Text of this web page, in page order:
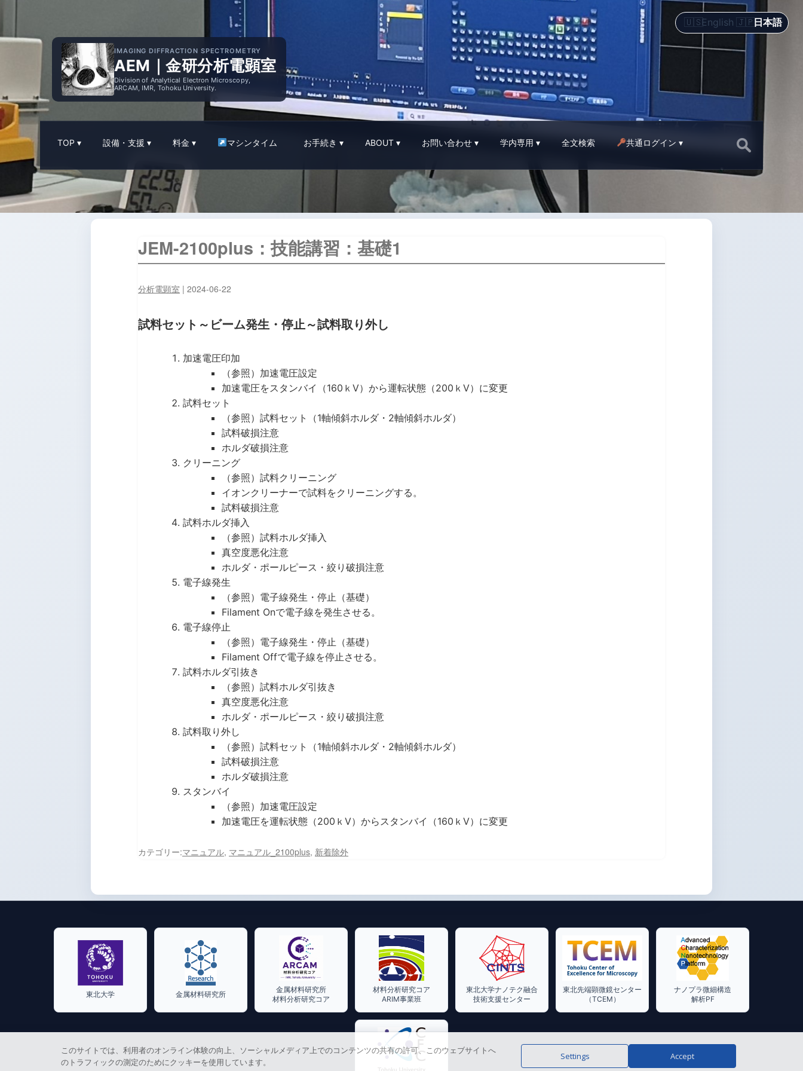
English 日本語
IMAGING DIFFRACTION SPECTROMETRY
AEM｜金研分析電顕室
Division of Analytical Electron Microscopy,
ARCAM, IMR, Tohoku University.
TOP 設備・支援 料金 マシンタイム お手続き ABOUT お問い合わせ 学内専用 全文検索 共通ログイン
Search
for:
JEM-2100plus：技能講習：基礎1
分析電顕室 | 2024-06-22
試料セット～ビーム発生・停止～試料取り外し
加速電圧印加
（参照）加速電圧設定
加速電圧をスタンバイ（160ｋV）から運転状態（200ｋV）に変更
試料セット
（参照）試料セット（1軸傾斜ホルダ・2軸傾斜ホルダ）
試料破損注意
ホルダ破損注意
クリーニング
（参照）試料クリーニング
イオンクリーナーで試料をクリーニングする。
試料破損注意
試料ホルダ挿入
（参照）試料ホルダ挿入
真空度悪化注意
ホルダ・ポールピース・絞り破損注意
電子線発生
（参照）電子線発生・停止（基礎）
Filament Onで電子線を発生させる。
電子線停止
（参照）電子線発生・停止（基礎）
Filament Offで電子線を停止させる。
試料ホルダ引抜き
（参照）試料ホルダ引抜き
真空度悪化注意
ホルダ・ポールピース・絞り破損注意
試料取り外し
（参照）試料セット（1軸傾斜ホルダ・2軸傾斜ホルダ）
試料破損注意
ホルダ破損注意
スタンバイ
（参照）加速電圧設定
加速電圧を運転状態（200ｋV）からスタンバイ（160ｋV）に変更
カテゴリー:マニュアル, マニュアル_2100plus, 新着除外
東北大学 金属材料研究所
金属材料研究所
材料分析研究コア
材料分析研究コア
ARIM事業班
東北大学ナノテク融合
技術支援センター
東北先端顕微鏡センター
（TCEM）
ナノプラ微細構造
解析PF
このサイトでは、利用者のオンライン体験の向上、ソーシャルメディア上でのコンテンツの共有の許可、このウェブサイトへ
のトラフィックの測定のためにクッキーを使用しています。
Settings Accept